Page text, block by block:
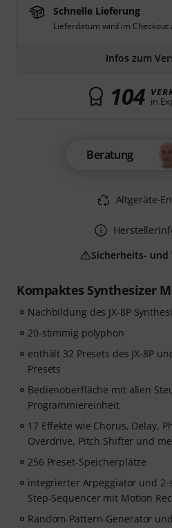
Kompaktes Synthesizer
Nachbildung des JX-8P
20-stimmig polyphon
enthält 32 Presets des JX-8P
Presets
Bedienoberfläche mit allen
Programmiereinheit
17 Effekte wie Chorus, Delay,
Overdrive, Pitch Shifter und
256 Preset-Speicherplätze
integrierter Arpeggiator und
Step-Sequencer mit Motion
Random-Pattern-Generator
Schnelle Lieferung
Lieferdatum wird im Checkout
Infos zum
104 in
Beratung
Altgeräte-
Sicherheits- und